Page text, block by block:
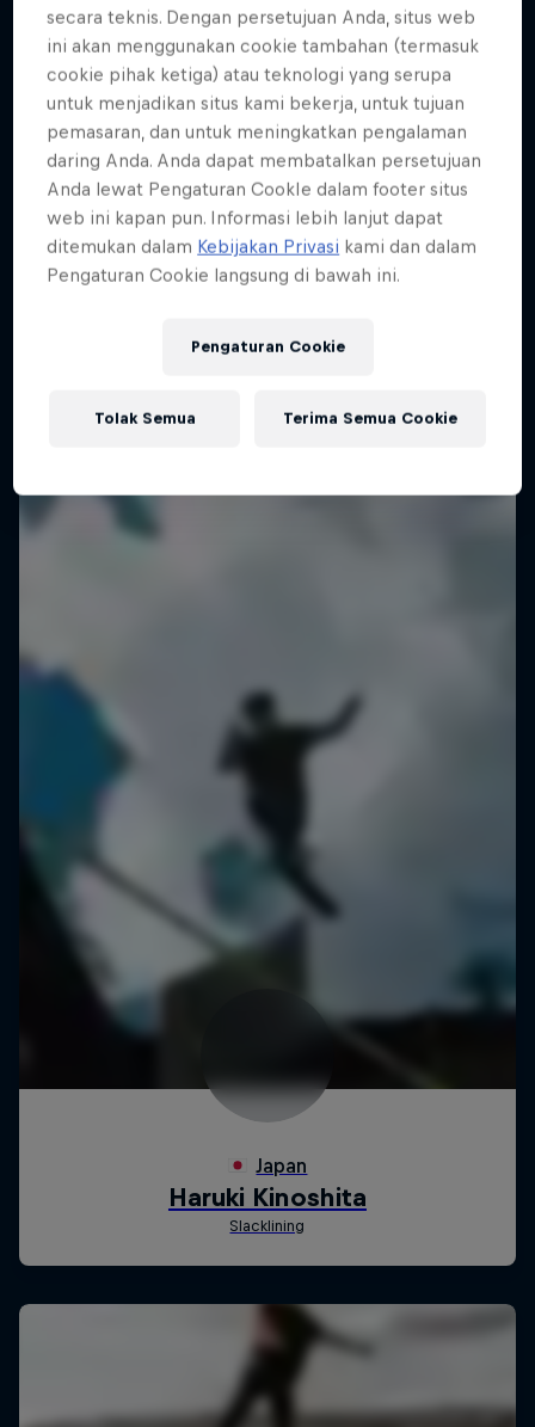
secara teknis. Dengan persetujuan Anda, situs web
ini akan menggunakan cookie tambahan (termasuk
cookie pihak ketiga) atau teknologi yang serupa
untuk menjadikan situs kami bekerja, untuk tujuan
pemasaran, dan untuk meningkatkan pengalaman
daring Anda. Anda dapat membatalkan persetujuan
Anda lewat Pengaturan CookIe dalam footer situs
web ini kapan pun. Informasi lebih lanjut dapat
ditemukan dalam Kebijakan Privasi kami dan dalam
Pengaturan Cookie langsung di bawah ini.
Pengaturan Cookie
Tolak Semua Terima Semua Cookie